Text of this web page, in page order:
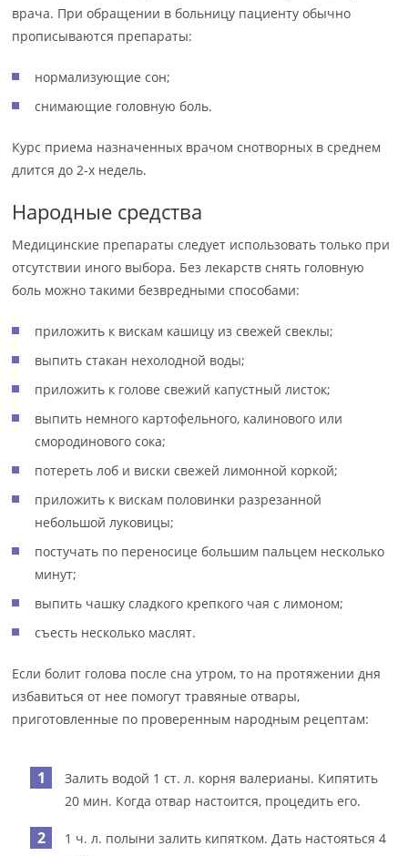
врача. При обращении в больницу пациенту обычно
прописываются препараты:
нормализующие сон;
снимающие головную боль.
Курс приема назначенных врачом снотворных в среднем
длится до 2-х недель.
Народные средства
Медицинские препараты следует использовать только при
отсутствии иного выбора. Без лекарств снять головную
боль можно такими безвредными способами:
приложить к вискам кашицу из свежей свеклы;
выпить стакан нехолодной воды;
приложить к голове свежий капустный листок;
выпить немного картофельного, калинового или
смородинового сока;
потереть лоб и виски свежей лимонной коркой;
приложить к вискам половинки разрезанной
небольшой луковицы;
постучать по переносице большим пальцем несколько
минут;
выпить чашку сладкого крепкого чая с лимоном;
съесть несколько маслят.
Если болит голова после сна утром, то на протяжении дня
избавиться от нее помогут травяные отвары,
приготовленные по проверенным народным рецептам:
Залить водой 1 ст. л. корня валерианы. Кипятить
20 мин. Когда отвар настоится, процедить его.
1 ч. л. полыни залить кипятком. Дать настояться 4